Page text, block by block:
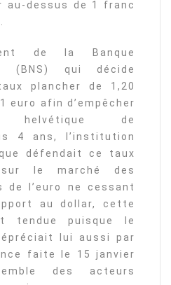
au-dessus de 1 franc
de la Banque
(BNS) qui décide
plancher de 1,20
euro afin d’empêcher
helvétique de
4 ans, l’institution
défendait ce taux
le marché des
de l’euro ne cessant
au dollar, cette
tendue puisque le
lui aussi par
faite le 15 janvier
des acteurs